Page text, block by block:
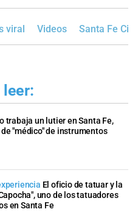
viral Videos Santa Fe
leer:
trabaja un lutier en Santa Fe,
"médico" de instrumentos
El oficio de tatuar y la
uno de los tatuadores
en Santa Fe